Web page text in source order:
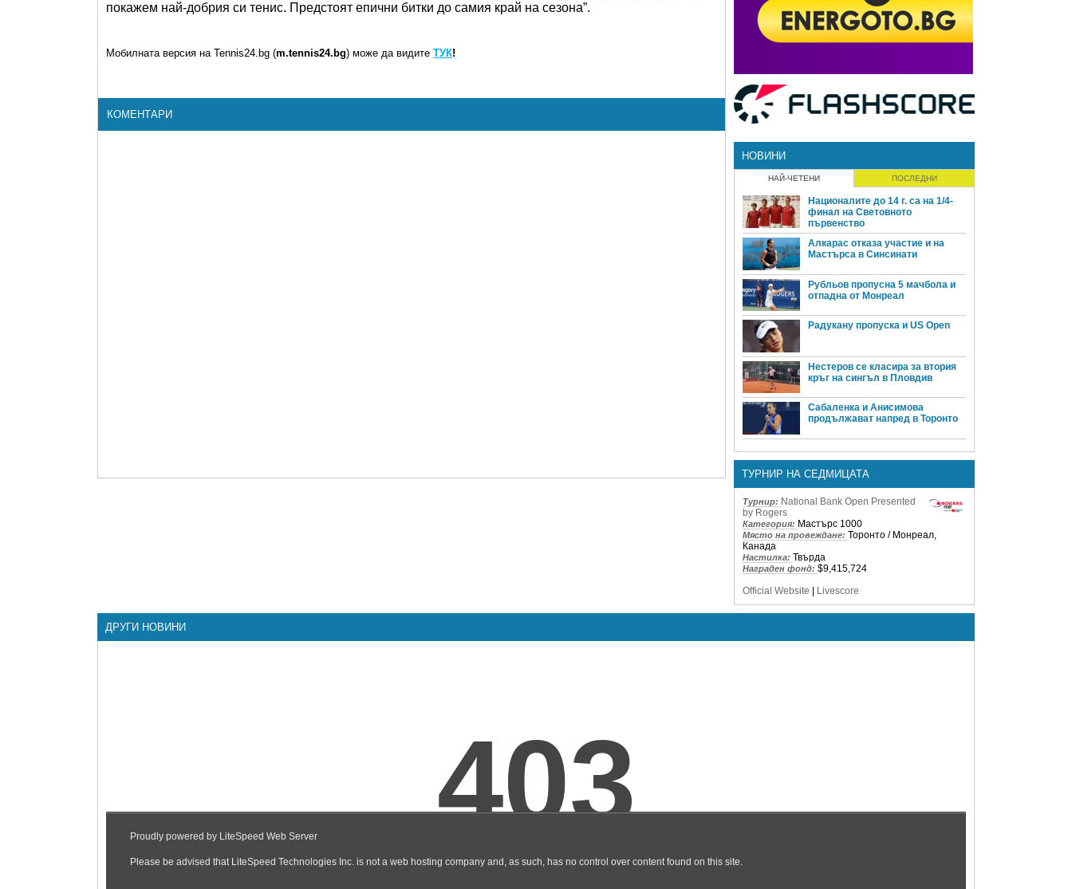
покажем най-добрия си тенис. Предстоят епични битки до самия край на сезона”.
Мобилната версия на Tennis24.bg (m.tennis24.bg) може да видите ТУК!
КОМЕНТАРИ
НОВИНИ
НАЙ-ЧЕТЕНИ ПОСЛЕДНИ
Националите до 14 г. са на 1/4-
финал на Световното
първенство
Алкарас отказа участие и на
Мастърса в Синсинати
Рубльов пропусна 5 мачбола и
отпадна от Монреал
Радукану пропуска и US Open
Нестеров се класира за втория
кръг на сингъл в Пловдив
Сабаленка и Анисимова
продължават напред в Торонто
ТУРНИР НА СЕДМИЦАТА
Турнир: National Bank Open Presented
by Rogers
Категория: Мастърс 1000
Място на провеждане: Торонто / Монреал,
Канада
Настилка: Твърда
Награден фонд: $9,415,724
Official Website | Livescore
ДРУГИ НОВИНИ